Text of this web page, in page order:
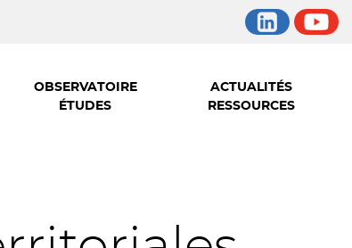
OBSERVATOIRE
ÉTUDES
ACTUALITÉS
RESSOURCES